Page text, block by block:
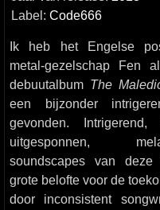
Label: Code666
Ik heb het Engelse
metal-gezelschap Fen
debuutalbum The
een bijzonder
gevonden.
uitgesponnen,
soundscapes van deze
grote belofte voor de
door inconsistent